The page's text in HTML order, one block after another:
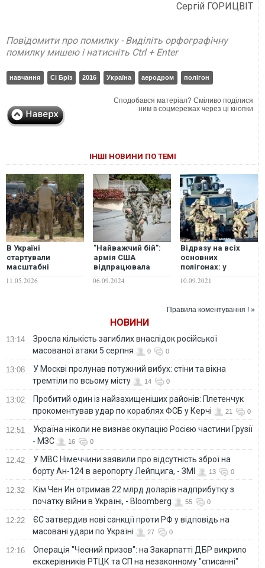
Сергій ГОРИЦВІТ
Повідомити про помилку - Виділіть орфографічну
помилку мишею і натисніть Ctrl + Enter
навчання Сі Бріз 2016 Україна аеродром полігон
Сподобався матеріал? Сміливо поділися
ним в соцмережах через ці кнопки
ІНШІ НОВИНИ ПО ТЕМІ
В Україні
стартували
масштабні
патрульних
11.05.2026
"Найважчий бій":
армія США
відпрацювала
аналогією боїв в
06.09.2024
Відразу на всіх
основних
полігонах: у
чекають масштабні
НАТО
10.09.2021
Правила коментування ! »
НОВИНИ
13:14
Зросла кількість загиблих внаслідок російської
масованої атаки 5 серпня
0 0
13:08
У Москві пролунав потужний вибух: стіни та вікна
тремтіли по всьому місту
14 0
13:02
Пробитий один із найзахищеніших районів: Плетенчук
прокоментував удар по кораблях ФСБ у Керчі
21 0
12:51
Україна ніколи не визнає окупацію Росією частини Грузії
- МЗС
16 0
12:42
У МВС Німеччини заявили про відсутність зброї на
борту Ан-124 в аеропорту Лейпцига, - ЗМІ
13 0
12:32
Кім Чен Ин отримав 22 млрд доларів надприбутку з
початку війни в Україні, - Bloomberg
55 0
12:22
ЄС затвердив нові санкції проти РФ у відповідь на
масовані удари по Україні
27 0
12:16
Операція "Чесний призов": на Закарпатті ДБР викрило
екскерівників РТЦК та СП на незаконному "списанні"